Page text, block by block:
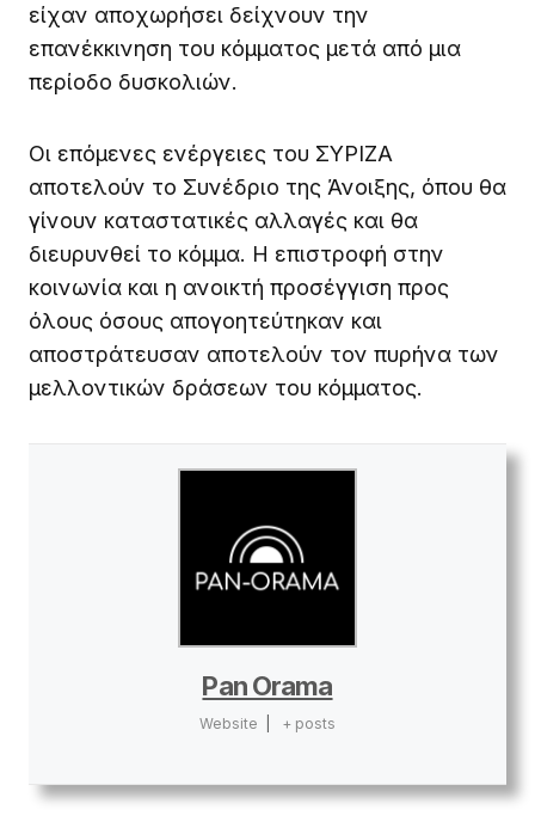
είχαν αποχωρήσει δείχνουν την
επανέκκινηση του κόμματος μετά από μια
περίοδο δυσκολιών.
Οι επόμενες ενέργειες του ΣΥΡΙΖΑ
αποτελούν το Συνέδριο της Άνοιξης, όπου θα
γίνουν καταστατικές αλλαγές και θα
διευρυνθεί το κόμμα. Η επιστροφή στην
κοινωνία και η ανοικτή προσέγγιση προς
όλους όσους απογοητεύτηκαν και
αποστράτευσαν αποτελούν τον πυρήνα των
μελλοντικών δράσεων του κόμματος.
Pan Orama
Website + posts